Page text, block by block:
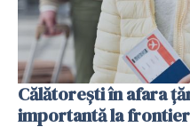
Călătorești în afara
importantă la